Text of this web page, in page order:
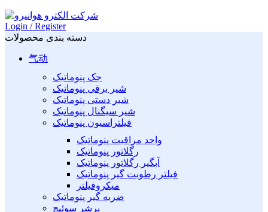
Login / Register
دسته بندی محصولات
气动
جک پنوماتیک
شیر برقی پنوماتیک
شیر دستی پنوماتیک
شیر سیگنال پنوماتیک
فیلتراسیون پنوماتیک
واحد مراقبت پنوماتیک
رگلاتور پنوماتیک
آبگیر رگلاتور پنوماتیک
فیلتر رطوبت گیر پنوماتیک
میکروفیلتر
ضربه گیر پنوماتیک
پرشر سوئیچ